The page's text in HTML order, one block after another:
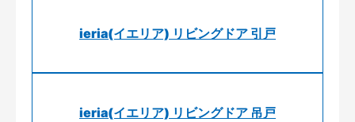
ieria(イエリア) リビングドア 引戸
ieria(イエリア) リビングドア 吊戸